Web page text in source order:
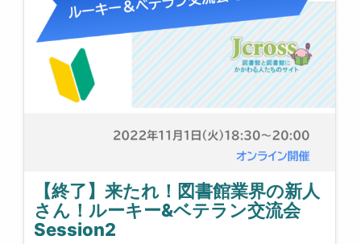
【終了】来たれ！図書館業界の新人
さん！ルーキー&ベテラン交流会
Session2